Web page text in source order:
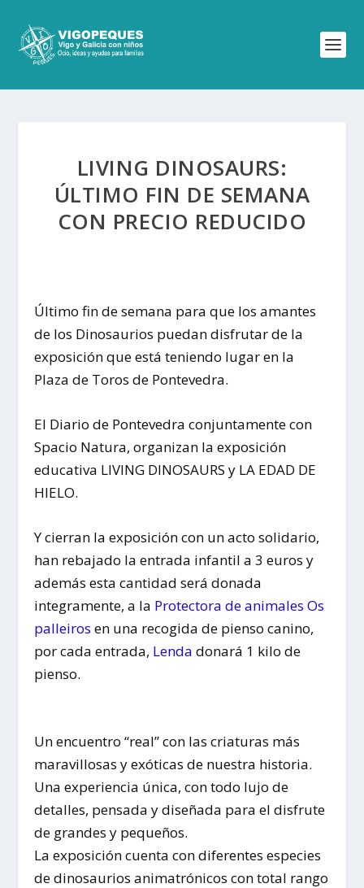
LIVING DINOSAURS:
ÚLTIMO FIN DE SEMANA
CON PRECIO REDUCIDO
Último fin de semana para que los amantes
de los Dinosaurios puedan disfrutar de la
exposición que está teniendo lugar en la
Plaza de Toros de Pontevedra.
El Diario de Pontevedra conjuntamente con
Spacio Natura, organizan la exposición
educativa LIVING DINOSAURS y LA EDAD DE
HIELO.
Y cierran la exposición con un acto solidario,
han rebajado la entrada infantil a 3 euros y
además esta cantidad será donada
integramente, a la Protectora de animales Os
palleiros en una recogida de pienso canino,
por cada entrada, Lenda donará 1 kilo de
pienso.
Un encuentro “real” con las criaturas más
maravillosas y exóticas de nuestra historia.
Una experiencia única, con todo lujo de
detalles, pensada y diseñada para el disfrute
de grandes y pequeños.
La exposición cuenta con diferentes especies
de dinosaurios animatrónicos con total rango